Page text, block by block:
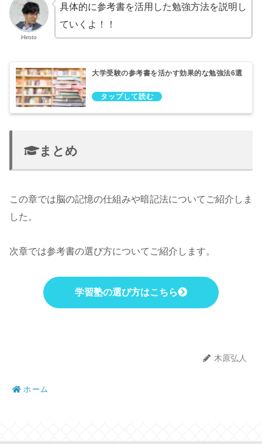
Hiroto
具体的に参考書を活用した勉強方法を説明し
ていくよ！！
大学受験の参考書を活かす効果的な勉強法6選
まとめ
この章では脳の記憶の仕組みや暗記法についてご紹介しま
した。
次章では参考書の選び方についてご紹介します。
学習塾の選び方はこちら
木原弘人
ホーム